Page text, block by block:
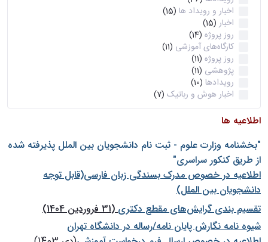
اخبار و رویداد ها (15)
اخبار (15)
روز پروژه (14)
کارگاه‌های آموزشی (11)
روز پروژه (11)
پژوهشی (11)
رویدادها (10)
اخبار هوش و رباتیک (7)
اطلاعیه ها
"بخشنامه وزارت علوم - ثبت نام دانشجويان بين الملل پذيرفته شده
از طريق كنكور سراسری"
اطلاعیه در خصوص مدرک بسندگی زبان فارسی(قابل توجه
دانشجویان بین الملل)
تقسیم بندی گرایش‌های مقطع دکتری(31 فروردین 1404)
شيوه نامه نگارش پايان نامه/رساله در دانشگاه تهران